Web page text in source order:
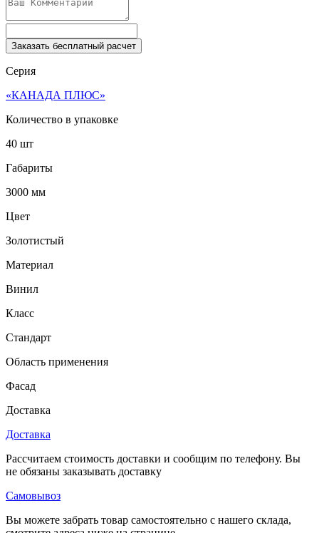
Заказать бесплатный расчет
Серия
«КАНАДА ПЛЮС»
Количество в упаковке
40 шт
Габариты
3000 мм
Цвет
Золотистый
Материал
Винил
Класс
Стандарт
Область применения
Фасад
Доставка
Доставка
Рассчитаем стоимость доставки и сообщим по телефону. Вы
не обязаны заказывать доставку
Самовывоз
Вы можете забрать товар самостоятельно с нашего склада,